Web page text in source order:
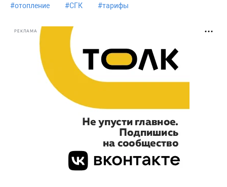
#отопление #СГК #тарифы
РЕКЛАМА